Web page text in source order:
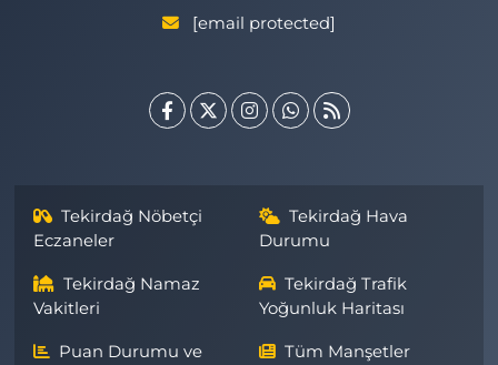
[email protected]
Tekirdağ Nöbetçi
Eczaneler
Tekirdağ Hava
Durumu
Tekirdağ Namaz
Vakitleri
Tekirdağ Trafik
Yoğunluk Haritası
Puan Durumu ve
Tüm Manşetler